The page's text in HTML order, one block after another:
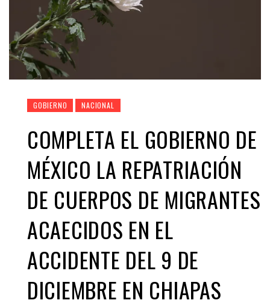
GOBIERNO NACIONAL
COMPLETA EL GOBIERNO DE
MÉXICO LA REPATRIACIÓN
DE CUERPOS DE MIGRANTES
ACAECIDOS EN EL
ACCIDENTE DEL 9 DE
DICIEMBRE EN CHIAPAS